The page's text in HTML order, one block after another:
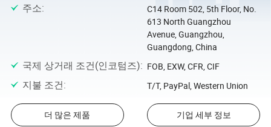
주소:
C14 Room 502, 5th Floor, No.
613 North Guangzhou
Avenue, Guangzhou,
Guangdong, China
국제 상거래 조건(인코텀즈): FOB, EXW, CFR, CIF
지불 조건: T/T, PayPal, Western Union
더 많은 제품 기업 세부 정보